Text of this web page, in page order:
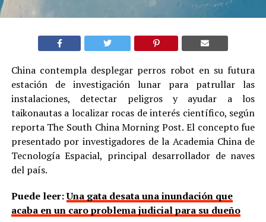
China contempla desplegar perros robot en su futura
estación de investigación lunar para patrullar las
instalaciones, detectar peligros y ayudar a los
taikonautas a localizar rocas de interés científico, según
reporta The South China Morning Post. El concepto fue
presentado por investigadores de la Academia China de
Tecnología Espacial, principal desarrollador de naves
del país.
Puede leer:Una gata desata una inundación que
acaba en un caro problema judicial para su dueño